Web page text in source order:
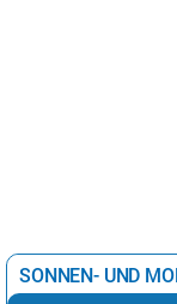
SONNEN- UND